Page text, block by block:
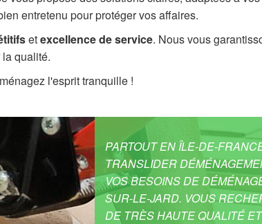
entretenu pour protéger vos affaires.
etexcellence de service. Nous vous
qualité.
l'esprit tranquille !
PARTOUT EN ÎLE-DE-
TRANSLIDER
VOS BESOINS DE
SUR-LE-JARD. VOUS
DE TRÈS HAUTE QUALITÉ